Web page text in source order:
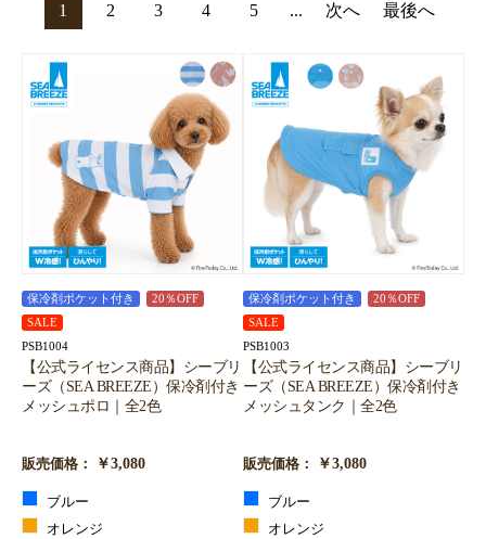
1 2 3 4 5 ... 次へ 最後へ
保冷剤ポケット付き
20％OFF
SALE
PSB1004
【公式ライセンス商品】シーブリ
ーズ（SEA BREEZE）保冷剤付き
メッシュポロ｜全2色
販売価格： ￥3,080
ブルー
オレンジ
保冷剤ポケット付き
20％OFF
SALE
PSB1003
【公式ライセンス商品】シーブリ
ーズ（SEA BREEZE）保冷剤付き
メッシュタンク｜全2色
販売価格： ￥3,080
ブルー
オレンジ